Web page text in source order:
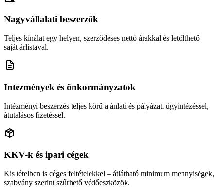
Nagyvállalati beszerzők
Teljes kínálat egy helyen, szerződéses nettó árakkal és letölthető
saját árlistával.
Intézmények és önkormányzatok
Intézményi beszerzés teljes körű ajánlati és pályázati ügyintézéssel,
átutalásos fizetéssel.
KKV-k és ipari cégek
Kis tételben is céges feltételekkel – átlátható minimum mennyiségek,
szabvány szerint szűrhető védőeszközök.